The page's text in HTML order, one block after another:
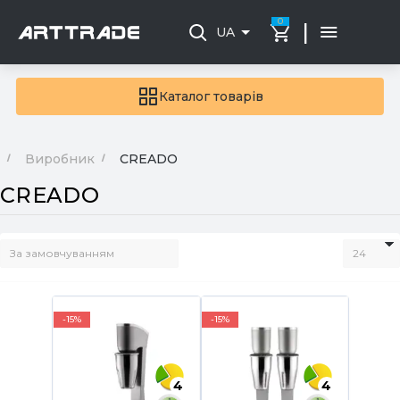
Каталог товарів
UA
0 |
Виробник CREADO
CREADO
-15%
4
-15%
4